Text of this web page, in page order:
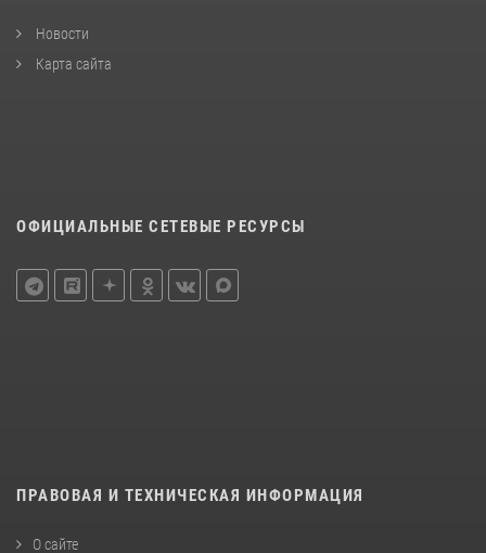
Новости
Карта сайта
ОФИЦИАЛЬНЫЕ СЕТЕВЫЕ РЕСУРСЫ
ПРАВОВАЯ И ТЕХНИЧЕСКАЯ ИНФОРМАЦИЯ
О сайте